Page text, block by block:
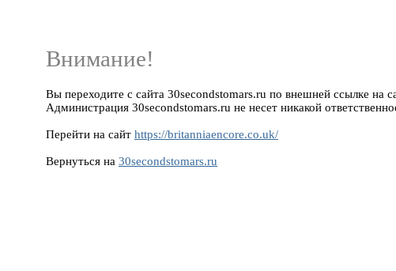
Внимание!
Вы переходите с сайта 30secondstomars.ru по внешней ссылке на
Администрация 30secondstomars.ru не несет никакой
Перейти на сайт https://britanniaencore.co.uk/
Вернуться на 30secondstomars.ru